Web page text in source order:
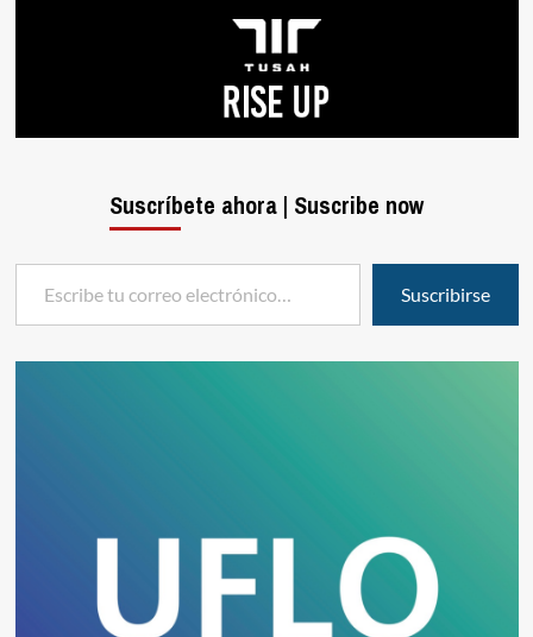
Suscríbete ahora | Suscribe now
Escribe tu correo electrónico…
Suscribirse